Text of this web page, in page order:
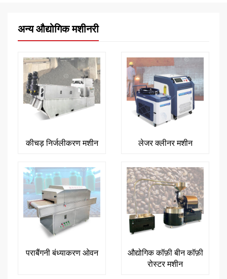
अन्य औद्योगिक मशीनरी
कीचड़ निर्जलीकरण मशीन लेजर क्लीनर मशीन
पराबैंगनी बंध्याकरण ओवन
औद्योगिक कॉफ़ी बीन कॉफ़ी
रोस्टर मशीन